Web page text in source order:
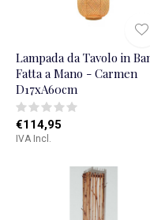
Lampada da Tavolo in
Fatta a Mano - Carmen
D17xA60cm
€114,95
IVA Incl.